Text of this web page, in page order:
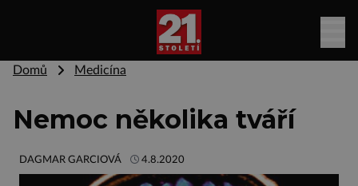
Domů Medicína
Nemoc několika tváří
DAGMAR GARCIOVÁ 4.8.2020